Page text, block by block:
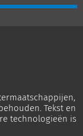
Tekst en
technologieën is